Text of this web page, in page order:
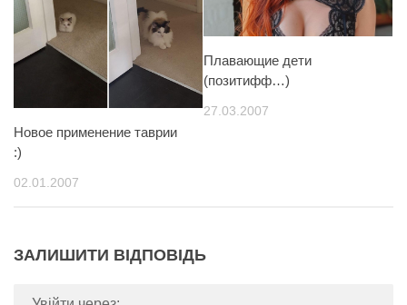
Новое применение таврии
:)
02.01.2007
Плавающие дети
(позитифф…)
27.03.2007
ЗАЛИШИТИ ВІДПОВІДЬ